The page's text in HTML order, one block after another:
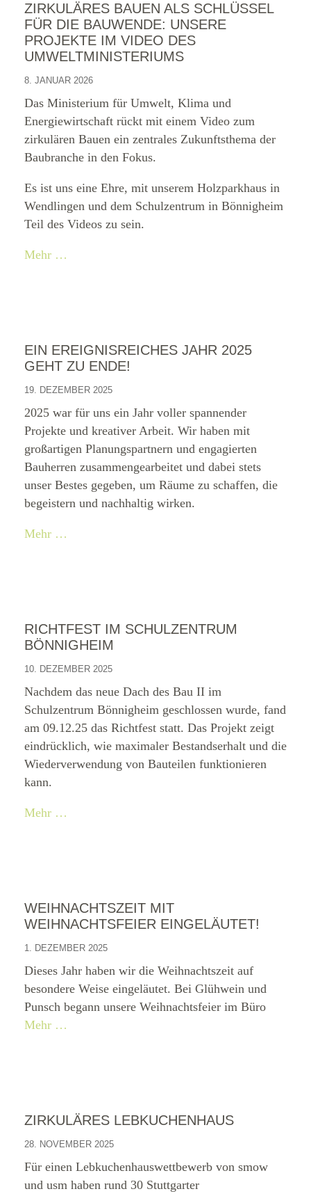
ZIRKULÄRES BAUEN ALS SCHLÜSSEL
FÜR DIE BAUWENDE: UNSERE
PROJEKTE IM VIDEO DES
UMWELTMINISTERIUMS
8. JANUAR 2026
Das Ministerium für Umwelt, Klima und
Energiewirtschaft rückt mit einem Video zum
zirkulären Bauen ein zentrales Zukunftsthema der
Baubranche in den Fokus.
Es ist uns eine Ehre, mit unserem Holzparkhaus in
Wendlingen und dem Schulzentrum in Bönnigheim
Teil des Videos zu sein.
Mehr …
EIN EREIGNISREICHES JAHR 2025
GEHT ZU ENDE!
19. DEZEMBER 2025
2025 war für uns ein Jahr voller spannender
Projekte und kreativer Arbeit. Wir haben mit
großartigen Planungspartnern und engagierten
Bauherren zusammengearbeitet und dabei stets
unser Bestes gegeben, um Räume zu schaffen, die
begeistern und nachhaltig wirken.
Mehr …
RICHTFEST IM SCHULZENTRUM
BÖNNIGHEIM
10. DEZEMBER 2025
Nachdem das neue Dach des Bau II im
Schulzentrum Bönnigheim geschlossen wurde, fand
am 09.12.25 das Richtfest statt. Das Projekt zeigt
eindrücklich, wie maximaler Bestandserhalt und die
Wiederverwendung von Bauteilen funktionieren
kann.
Mehr …
WEIHNACHTSZEIT MIT
WEIHNACHTSFEIER EINGELÄUTET!
1. DEZEMBER 2025
Dieses Jahr haben wir die Weihnachtszeit auf
besondere Weise eingeläutet. Bei Glühwein und
Punsch begann unsere Weihnachtsfeier im Büro
Mehr …
ZIRKULÄRES LEBKUCHENHAUS
28. NOVEMBER 2025
Für einen Lebkuchenhauswettbewerb von smow
und usm haben rund 30 Stuttgarter